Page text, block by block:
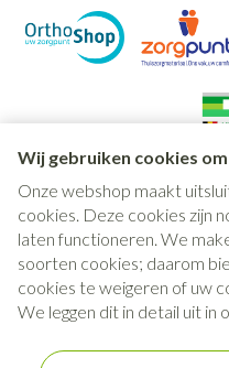
Wij gebruiken cookies
Onze webshop maakt
cookies. Deze cookies zijn
laten functioneren. We
soorten cookies; daarom
cookies te weigeren of uw
We leggen dit in detail uit in
Juridische links